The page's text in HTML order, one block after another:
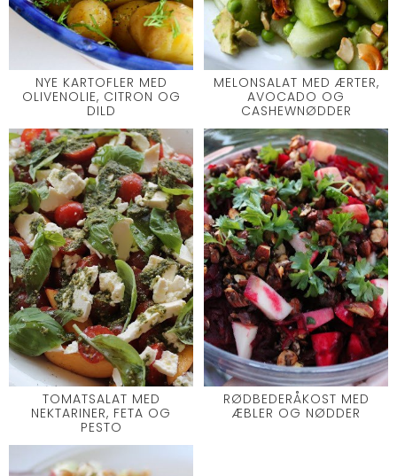
NYE KARTOFLER MED
OLIVENOLIE, CITRON OG
DILD
MELONSALAT MED ÆRTER,
AVOCADO OG
CASHEWNØDDER
TOMATSALAT MED
NEKTARINER, FETA OG
PESTO
RØDBEDERÅKOST MED
ÆBLER OG NØDDER